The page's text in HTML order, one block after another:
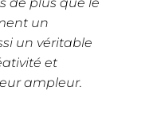
un
un véritable
et
ampleur.